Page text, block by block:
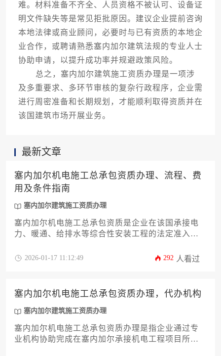
难。材料准备不齐全、人员资格不被认可、设备证
明文件缺失等是常见拒批原因。建议企业提前咨询
本地法律或商业顾问，必要时与已有资质的本地企
业合作，或聘请熟悉塞内加尔建筑法规的专业人士
协助申请，以提升成功率并规避政策风险。
总之，塞内加尔建筑施工资质办理是一项涉
及多重要求、多环节审核的复杂行政程序，企业需
进行周密准备和长期规划，才能顺利取得资质并在
该国建筑市场开展业务。
最新文章
塞内加尔机电施工总承包资质办理、流程、费
用及条件指南
塞内加尔建筑施工资质办理
塞内加尔机电施工总承包资质是企业在该国承接电
力、暖通、给排水等综合性安装工程的法定准入凭
及注册登记四大环节，整体周期约6-9个月，基础费
心条件方可申请。
2026-01-17 11:12:49 292 人看过
塞内加尔机电施工总承包资质办理，代办机构
塞内加尔建筑施工资质办理
塞内加尔机电施工总承包资质办理是指企业通过专
业机构协助完成在塞内加尔承接机电工程项目所需